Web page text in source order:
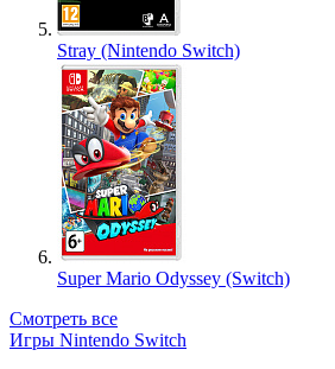
Stray (Nintendo Switch)
Super Mario Odyssey (Switch)
Смотреть все
Игры Nintendo Switch